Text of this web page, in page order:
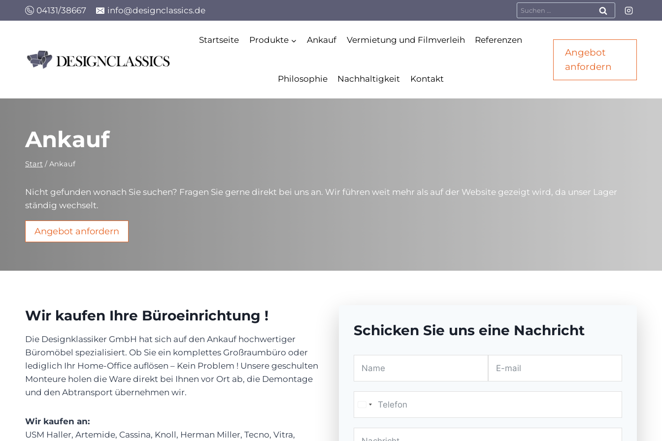
Inhalt
04131/38667 info@designclassics.de
Suchen
nach:
Startseite
Produkte Ankauf Vermietung und Filmverleih Referenzen
Philosophie Nachhaltigkeit Kontakt
Angebot
anfordern
Ankauf
Start / Ankauf
Nicht gefunden wonach Sie suchen? Fragen Sie gerne direkt bei uns an. Wir führen weit mehr als auf der Website gezeigt wird, da unser Lager
ständig wechselt.
Angebot anfordern
Wir kaufen Ihre Büroeinrichtung !
Die Designklassiker GmbH hat sich auf den Ankauf hochwertiger
Büromöbel spezialisiert. Ob Sie ein komplettes Großraumbüro oder
lediglich Ihr Home-Office auflösen – Kein Problem ! Unsere geschulten
Monteure holen die Ware direkt bei Ihnen vor Ort ab, die Demontage
und den Abtransport übernehmen wir.
Wir kaufen an:
USM Haller, Artemide, Cassina, Knoll, Herman Miller, Tecno, Vitra,
Schicken Sie uns eine Nachricht